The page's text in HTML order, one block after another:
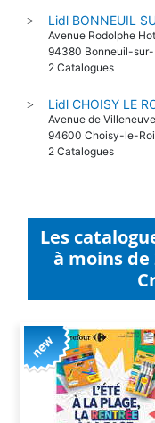
> Lidl BONNEUIL
Avenue Rodolphe
94380 Bonneuil-
2 Catalogues
> Lidl CHOISY LE
Avenue de
94600 Choisy-le-Roi
2 Catalogues
Les
à moins